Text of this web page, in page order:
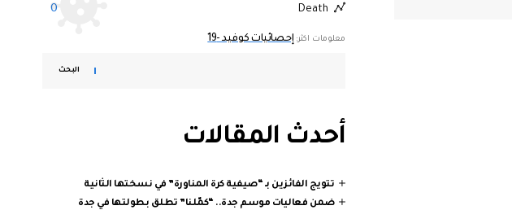
Death
0
معلومات اكثر: إحصائيات كوفيد -19
البحث
أحدث المقالات
تتويج الفائزين بـ “صيفية كرة المناورة” في نسختها الثانية
ضمن فعاليات موسم جدة.. “كمّلنا” تطلق بطولتها في جدة